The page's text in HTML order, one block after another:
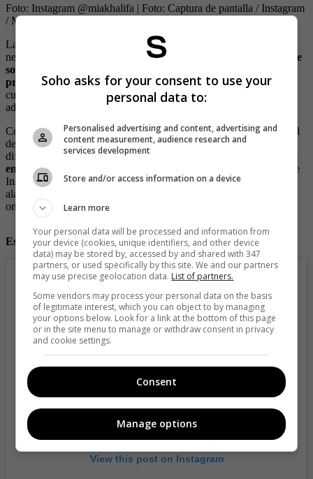
Foto: Instagram @miakhalifa | Foto: Captura de pantalla / Instagram
/ Montaje
La sensual modelo todavía se enfrenta a críticas y comentarios
negativos por su trabajo en la industria.
Ha hablado públicamente
sobre los efectos negativos que tuvo en su vida personal y
profesional,por eso quiere que otros jóvenes lo piensen
cuidadosamente antes de entrar a la dura industria del cine para
adultos.
Como sea, la bella modelo sigue siendo una polémica personalidad
del mundo del espectáculo y ha encontrado otros campos para
difundir sus otros talentos, incluyendo el
periodismo, el activismo
en línea y los negocios.
Recientemente se dejó ver en su cuenta de
Instagram más mamacita que nunca y los usuarios no dudaron en
alagar sus impresionantes atributos, más aún porque llevaba un
ombliguera que decía “los mejores senos de Instagram”.
Esta fue la foto que Mía compartió y estalló las redes
View this post on Instagram
Soho asks for your consent to use your
personal data to:
Personalised advertising and content, advertising and
content measurement, audience research and
services development
Store and/or access information on a device
Learn more
Your personal data will be processed and information from
your device (cookies, unique identifiers, and other device
data) may be stored by, accessed by and shared with 347
partners, or used specifically by this site. We and our partners
may use precise geolocation data. List of partners.
Some vendors may process your personal data on the basis
of legitimate interest, which you can object to by managing
your options below. Look for a link at the bottom of this page
or in the site menu to manage or withdraw consent in privacy
and cookie settings.
Consent
Manage options